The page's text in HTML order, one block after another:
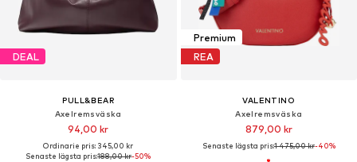
DEAL
PULL&BEAR
Axelremsväska
94,00 kr
Ordinarie pris: 345,00 kr
Senaste lägsta pris:188,00 kr-50%
Premium
REA
VALENTINO
Axelremsväska
879,00 kr
Senaste lägsta pris:1 475,00 kr-40%